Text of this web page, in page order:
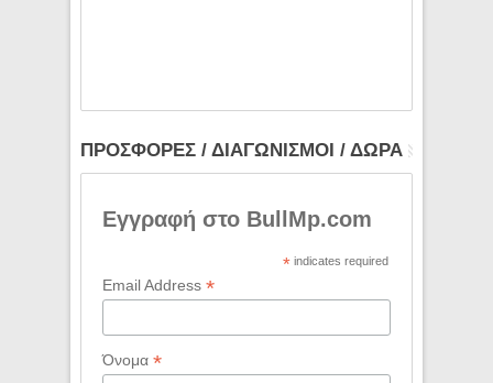
ΠΡΟΣΦΟΡΕΣ / ΔΙΑΓΩΝΙΣΜΟΙ / ΔΩΡΑ
Εγγραφή στο BullMp.com
*indicates required
Email Address *
Όνομα *